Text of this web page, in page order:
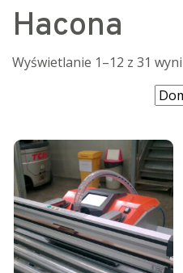
Hacona
Wyświetlanie 1–12 z 31